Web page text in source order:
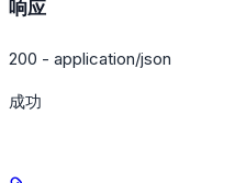
响应
200 - application/json
成功